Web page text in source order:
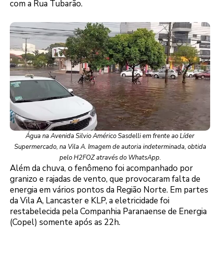
com a Rua Tubarão.
Água na Avenida Silvio Américo Sasdelli em frente ao Líder
Supermercado, na Vila A. Imagem de autoria indeterminada, obtida
pelo H2FOZ através do WhatsApp.
Além da chuva, o fenômeno foi acompanhado por
granizo e rajadas de vento, que provocaram falta de
energia em vários pontos da Região Norte. Em partes
da Vila A, Lancaster e KLP, a eletricidade foi
restabelecida pela Companhia Paranaense de Energia
(Copel) somente após as 22h.